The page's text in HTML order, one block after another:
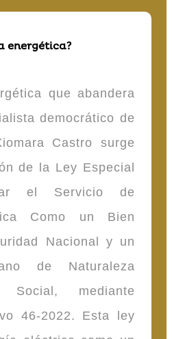
energética?
que abandera
democrático de
Castro surge
de la Ley Especial
el Servicio de
Como un Bien
Nacional y un
de Naturaleza
Social, mediante
46-2022. Esta ley